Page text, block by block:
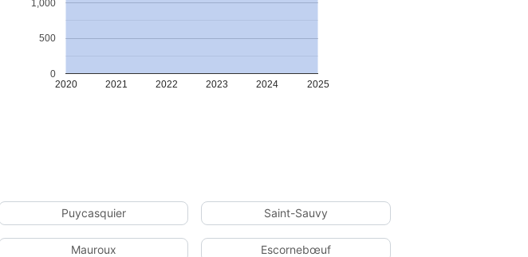
2020 2021 2022 2023 2024 2025
0
500
1,000
Puycasquier Saint-Sauvy
Mauroux Escornebœuf